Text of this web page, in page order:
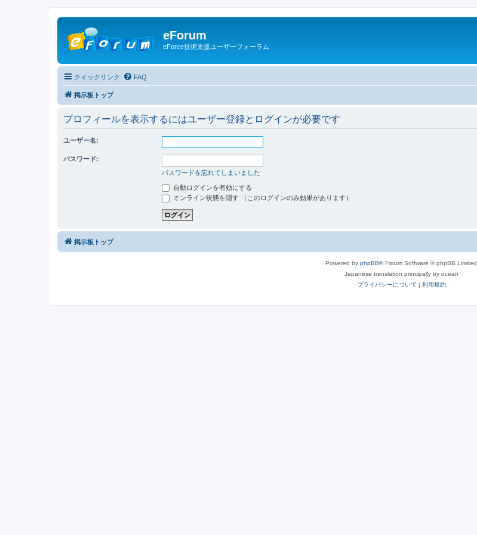
eForum
eForce技術支援ユーザーフォーラム
クイックリンク FAQ
掲示板トップ
プロフィールを表示するにはユーザー登録とログインが必要です
ユーザー名:
パスワード:
パスワードを忘れてしまいました
自動ログインを有効にする
オンライン状態を隠す （このログインのみ効果があります）
掲示板トップ
Powered by phpBB® Forum Software © phpBB Limited
Japanese translation principally by ocean
プライバシーについて | 利用規約